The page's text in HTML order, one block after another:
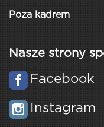
Poza kadrem
Nasze strony
Facebook
Instagram